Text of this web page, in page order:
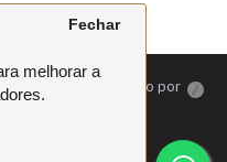
melhorar a
Fechar
| Desenvolvido por